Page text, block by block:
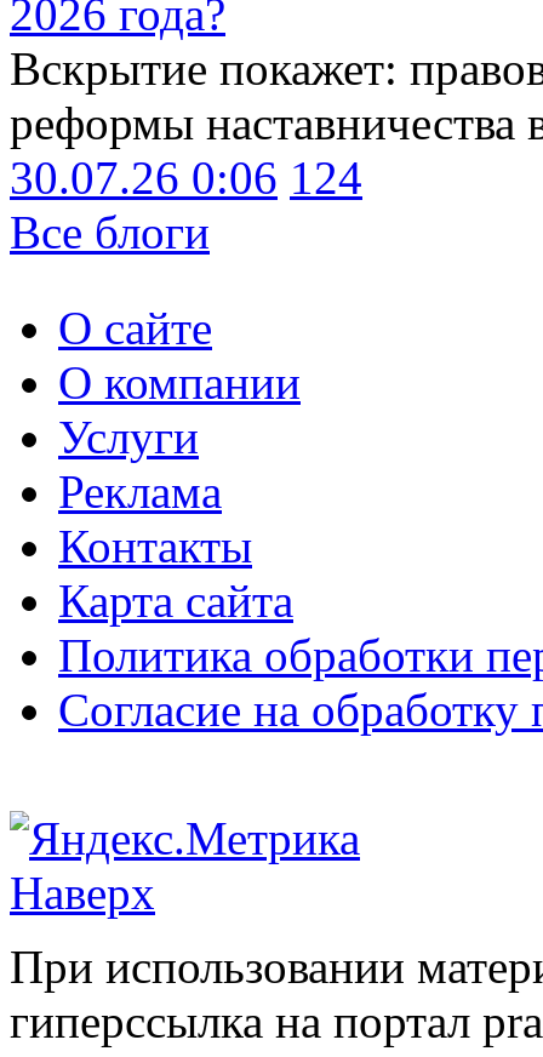
2026 года?
Вскрытие покажет:
реформы наставничества
30.07.26 0:06 124
Все блоги
О сайте
О компании
Услуги
Реклама
Контакты
Карта сайта
Политика обработки
Согласие на
Наверх
При использовании
гиперссылка на портал